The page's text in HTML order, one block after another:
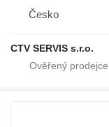
Česko
CTV SERVIS s.r.o.